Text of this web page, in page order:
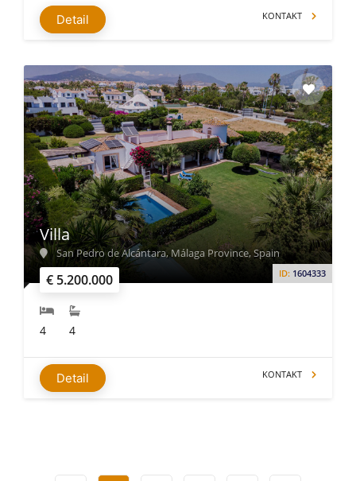
Detail KONTAKT
€ 5.200.000 ID: 1604333
Villa
San Pedro de Alcántara, Málaga Province, Spain
4 4
Detail KONTAKT